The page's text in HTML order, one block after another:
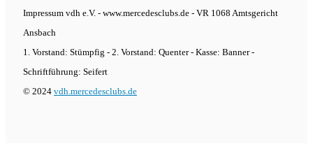
Impressum vdh e.V. - www.mercedesclubs.de - VR 1068 Amtsgericht
Ansbach
1. Vorstand: Stümpfig - 2. Vorstand: Quenter - Kasse: Banner -
Schriftführung: Seifert
© 2024 vdh.mercedesclubs.de